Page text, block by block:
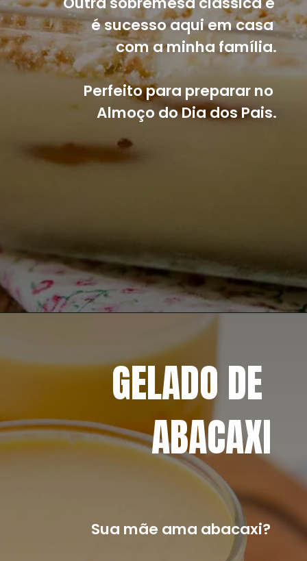
é sucesso aqui em casa
com a minha família.
Perfeito para preparar no
Almoço do Dia dos Pais.
GELADO DE
ABACAXI
Sua mãe ama abacaxi?